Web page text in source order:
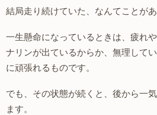
結局走り続けていた、なんてことがあ
一生懸命になっているときは、疲れ
ナリンが出ているからか、無理して
に頑張れるものです。
でも、その状態が続くと、後から一
ます。